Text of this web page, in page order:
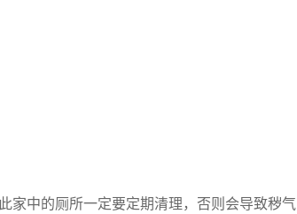
中的厕所一定要定期清理，否则会导致秽气